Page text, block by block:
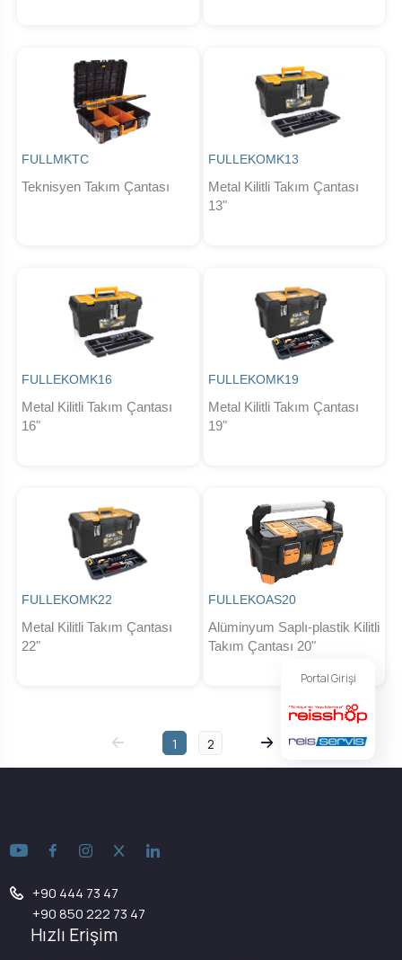
FULLMKTC
Teknisyen Takım Çantası
FULLEKOMK13
Metal Kilitli Takım Çantası
13"
FULLEKOMK16
Metal Kilitli Takım Çantası
16"
FULLEKOMK19
Metal Kilitli Takım Çantası
19"
FULLEKOMK22
Metal Kilitli Takım Çantası
22"
FULLEKOAS20
Alüminyum Saplı-plastik Kilitli
Takım Çantası 20"
1 2
Portal Girişi
+90 444 73 47
+90 850 222 73 47
Hızlı Erişim